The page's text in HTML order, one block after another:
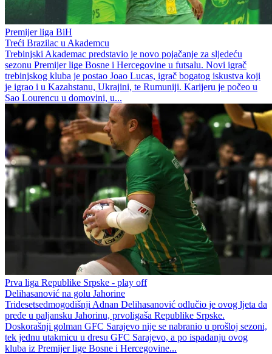
Premijer liga BiH
Treći Brazilac u Akademcu
Trebinjski Akademac predstavio je novo pojačanje za sljedeću
sezonu Premijer lige Bosne i Hercegovine u futsalu. Novi igrač
trebinjskog kluba je postao Joao Lucas, igrač bogatog iskustva koji
je igrao i u Kazahstanu, Ukrajini, te Rumuniji. Karijeru je počeo u
Sao Lourencu u domovini, u...
Prva liga Republike Srpske - play off
Delihasanović na golu Jahorine
Tridesetsedmogodišnji Adnan Delihasanović odlučio je ovog ljeta da
pređe u paljansku Jahorinu, prvoligaša Republike Srpske.
Doskorašnji golman GFC Sarajevo nije se nabranio u prošloj sezoni,
tek jednu utakmicu u dresu GFC Sarajevo, a po ispadanju ovog
kluba iz Premijer lige Bosne i Hercegovine...